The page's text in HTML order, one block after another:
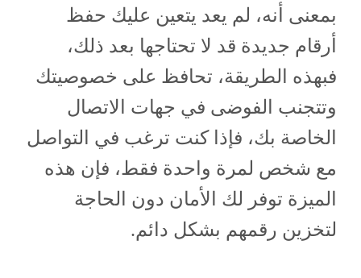
بمعنى أنه، لم يعد يتعين عليك حفظ
أرقام جديدة قد لا تحتاجها بعد ذلك،
فبهذه الطريقة، تحافظ على خصوصيتك
وتتجنب الفوضى في جهات الاتصال
الخاصة بك، فإذا كنت ترغب في التواصل
مع شخص لمرة واحدة فقط، فإن هذه
الميزة توفر لك الأمان دون الحاجة
لتخزين رقمهم بشكل دائم.